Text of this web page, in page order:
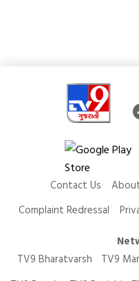
Contact Us
Complaint Redressal
TV9 Bharatvarsh
TV9